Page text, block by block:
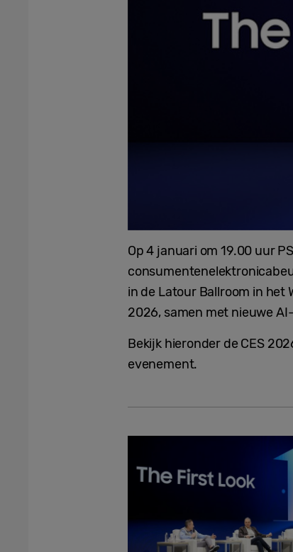
Op 4 januari om 19.00 uur
in de Latour Ballroom in het
2026, samen met nieuwe
Bekijk hieronder de CES
evenement.